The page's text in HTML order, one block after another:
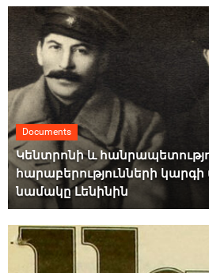
Documents
Կենտրոնի և
հարաբերությունների
նամակը Լենինին